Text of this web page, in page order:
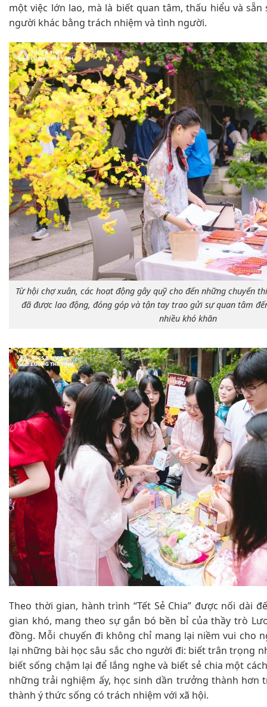
một việc lớn lao, mà là biết quan tâm, thấu hiểu và
người khác bằng trách nhiệm và tình người.
Từ hội chợ xuân, các hoạt động gây quỹ cho đến những chuyến
đã được lao động, đóng góp và tận tay trao gửi sự quan tâm
nhiều khó khăn
Theo thời gian, hành trình “Tết Sẻ Chia” được nối dài
gian khó, mang theo sự gắn bó bền bỉ của thầy trò
đồng. Mỗi chuyến đi không chỉ mang lại niềm vui cho
lại những bài học sâu sắc cho người đi: biết trân trọng
biết sống chậm lại để lắng nghe và biết sẻ chia một
những trải nghiệm ấy, học sinh dần trưởng thành hơn
thành ý thức sống có trách nhiệm với xã hội.